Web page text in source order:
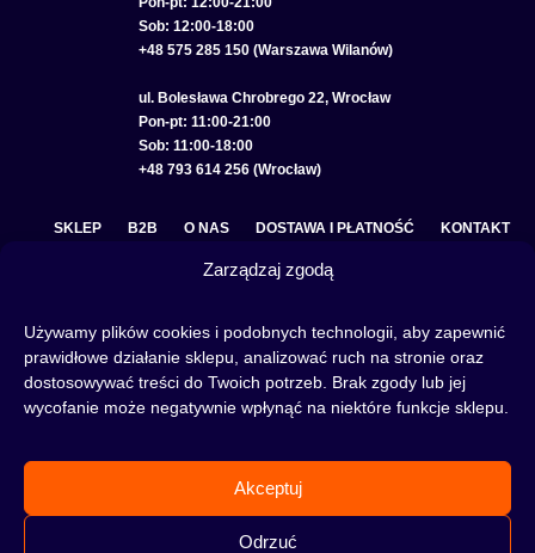
Zarządzaj zgodą
Używamy plików cookies i podobnych technologii, aby zapewnić
prawidłowe działanie sklepu, analizować ruch na stronie oraz
dostosowywać treści do Twoich potrzeb. Brak zgody lub jej
wycofanie może negatywnie wpłynąć na niektóre funkcje sklepu.
Akceptuj
Odrzuć
Sob: 12:00-18:00
+48 575 285 150 (Warszawa Wilanów)
ul. Bolesława Chrobrego 22, Wrocław
Pon-pt: 11:00-21:00
Sob: 11:00-18:00
+48 793 614 256 (Wrocław)
SKLEP B2B O NAS DOSTAWA I PŁATNOŚĆ KONTAKT
POLITYKA PRYWATNOŚCI
to miejsce jest idealne dla Ciebie! Odwiedź nasz
artykułów, albo nie czekaj i od razu przejdź do naszego shisha-sklepu i zacznij zakupy.